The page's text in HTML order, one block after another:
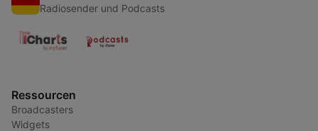
Radiosender und Podcasts
Ressourcen
Broadcasters
Widgets